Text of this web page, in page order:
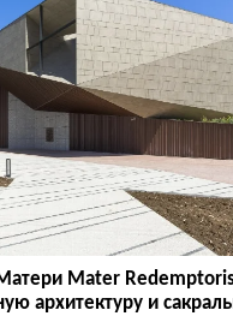
Mater
архитектуру и